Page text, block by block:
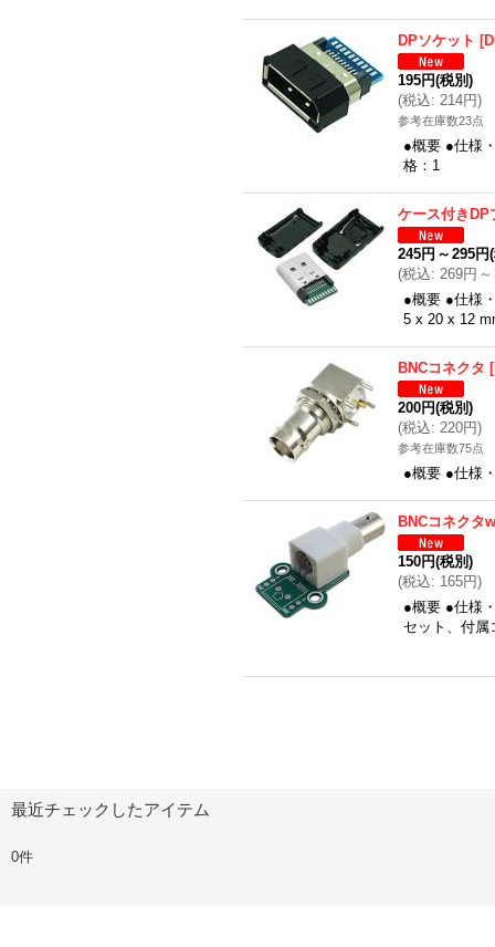
DPソケット [
195円(税別)
(税込: 214円)
参考在庫数23点
●概要 ●仕様
格：1
ケース付きDP
245円 ～ 295円
(税込: 269円 ～
●概要 ●仕様
5 x 20 x 12
BNCコネクタ [
200円(税別)
(税込: 220円)
参考在庫数75点
●概要 ●仕様
BNCコネクタ
150円(税別)
(税込: 165円)
●概要 ●仕様
セット、付
最近チェックしたアイテム
0件